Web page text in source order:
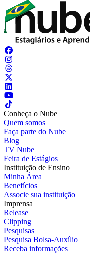
Conheça o Nube
Quem somos
Faça parte do Nube
Blog
TV Nube
Feira de Estágios
Instituição de Ensino
Minha Área
Benefícios
Associe sua instituição
Imprensa
Release
Clipping
Pesquisas
Pesquisa Bolsa-Auxílio
Receba informações